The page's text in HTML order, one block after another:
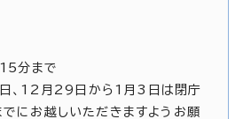
分まで
、12月29日から1月3日は閉庁
にお越しいただきますようお願